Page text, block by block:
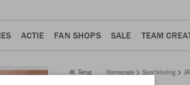
ACTIE FAN SHOPS SALE TEAM
Terug Homepage Sportkleding